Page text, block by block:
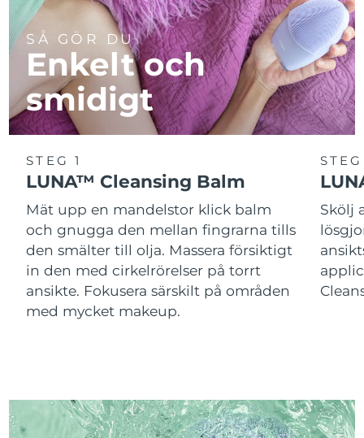
SÅ GÖR DU
Enkelt och
smidigt
STEG 1
LUNA™ Cleansing Balm
Mät upp en mandelstor klick balm
och gnugga den mellan fingrarna tills
den smälter till olja. Massera försiktigt
in den med cirkelrörelser på torrt
ansikte. Fokusera särskilt på områden
med mycket makeup.
Skölj